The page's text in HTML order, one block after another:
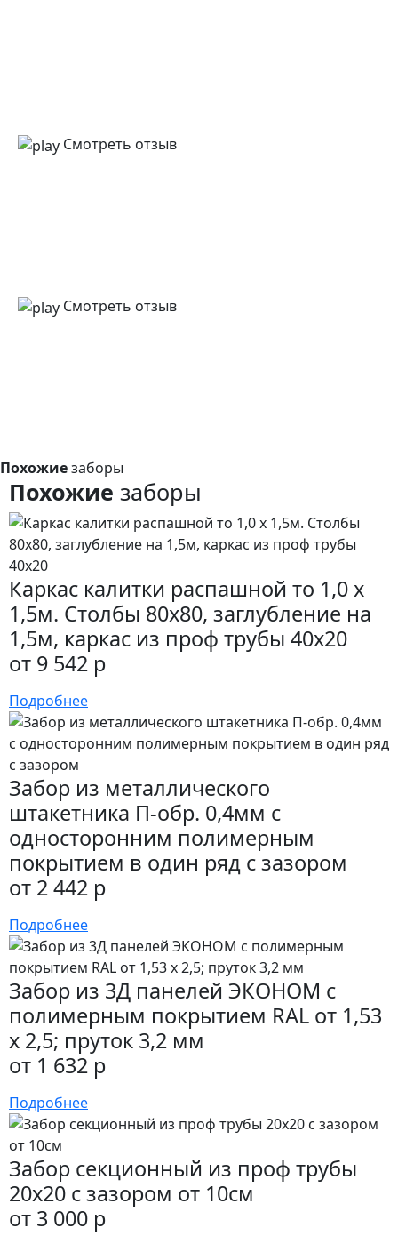
Смотреть отзыв
Смотреть отзыв
Похожиезаборы
Похожие заборы
Каркас калитки распашной то 1,0 x
1,5м. Столбы 80х80, заглубление на
1,5м, каркас из проф трубы 40х20
от 9 542 р
Подробнее
Забор из металлического
штакетника П-обр. 0,4мм с
односторонним полимерным
покрытием в один ряд с зазором
от 2 442 р
Подробнее
Забор из 3Д панелей ЭКОНОМ с
полимерным покрытием RAL от 1,53
х 2,5; пруток 3,2 мм
от 1 632 р
Подробнее
Забор секционный из проф трубы
20х20 с зазором от 10см
от 3 000 р